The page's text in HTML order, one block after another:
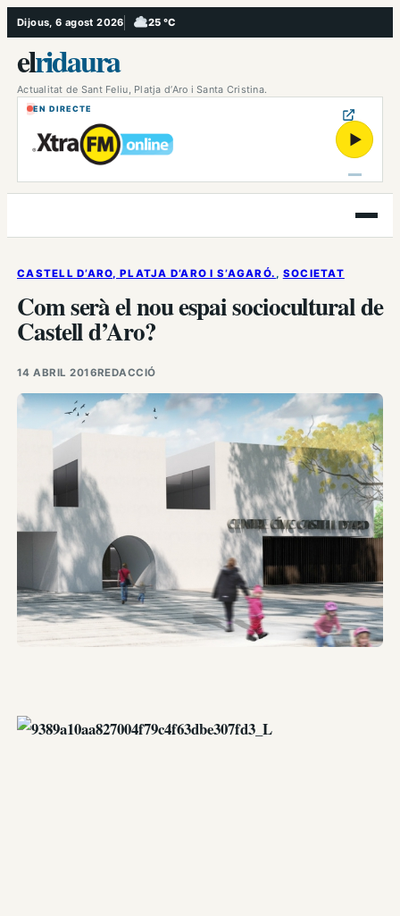
Vés
al
contingut
Dijous, 6 agost 2026 25 °C
, Ennuvolat
elridaura
Actualitat de Sant Feliu, Platja d’Aro i Santa Cristina.
EN DIRECTE
▶
Obre
el
CASTELL D’ARO, PLATJA D’ARO I S’AGARÓ. , SOCIETAT
Com serà el nou espai sociocultural de
Castell d’Aro?
14 ABRIL 2016REDACCIÓ